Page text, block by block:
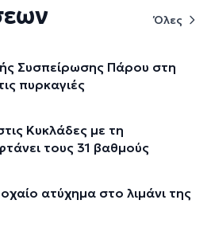
Όλες
Συσπείρωσης Πάρου στη
πυρκαγιές
Κυκλάδες με τη
τους 31 βαθμούς
ατύχημα στο λιμάνι της